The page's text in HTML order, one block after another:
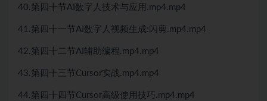
40.第四十节AI数字人技术与应用.mp4.mp4
41.第四十一节AI数字人视频生成:闪剪.mp4.mp4
42.第四十二节AI辅助编程.mp4.mp4
43.第四十三节Cursor实战.mp4.mp4
44.第四十四节Cursor高级使用技巧.mp4.mp4